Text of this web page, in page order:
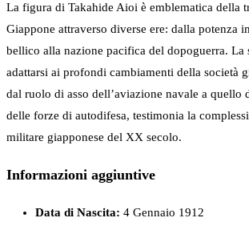
La figura di Takahide Aioi è emblematica della
Giappone attraverso diverse ere: dalla potenza
bellico alla nazione pacifica del dopoguerra. La
adattarsi ai profondi cambiamenti della società
dal ruolo di asso dell’aviazione navale a quello
delle forze di autodifesa, testimonia la
militare giapponese del XX secolo.
Informazioni aggiuntive
Data di Nascita: 4 Gennaio 1912